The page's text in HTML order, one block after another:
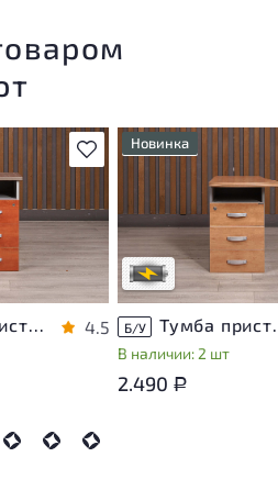
В избранное
влияющие
Тумба приставная Berlin ДСП Орех Россия 4.5
Новинка
Степень износа
стадии проверки. Вы
уточнить
информацию у
магазина
В обработке
Б/У Тумба
В наличии: 2 шт
2.490 Р